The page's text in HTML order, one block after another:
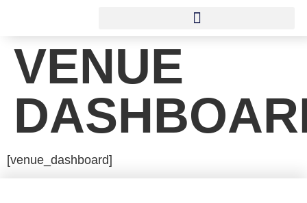
VENUE
[venue_dashboard]